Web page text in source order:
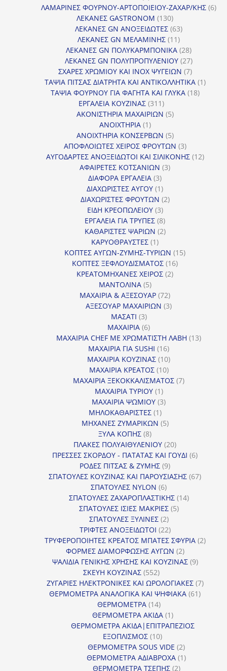
προϊόντα
ΛΑΜΑΡΙΝΕΣ ΦΟΥΡΝΟΥ-ΑΡΤΟΠΟΙΕΙΟΥ-ΖΑΧΑΡ/ΚΗΣ 66
ΛΕΚΑΝΕΣ GASTRONOM 130130
προϊόντα
ΛΕΚΑΝΕΣ GN ΑΝΟΞΕΙΔΩΤΕΣ 6363
ΛΕΚΑΝΕΣ GN ΜΕΛΑΜΙΝΗΣ 1111
προϊόντα
ΛΕΚΑΝΕΣ GN ΠΟΛΥΚΑΡΜΠΟΝΙΚΑ 2828
προϊόντα
ΛΕΚΑΝΕΣ GN ΠΟΛΥΠΡΟΠΥΛΕΝΙΟΥ 2727
προϊόντα
ΣΧΑΡΕΣ ΧΡΩΜΙΟΥ ΚΑΙ INOX ΨΥΓΕΙΩΝ 77
προϊόντα
ΤΑΨΙΑ ΠΙΤΣΑΣ ΔΙΑΤΡΗΤΑ ΚΑΙ ΑΝΤΙΚΟΛΛΗΤΙΚΑ 11
ΤΑΨΙΑ ΦΟΥΡΝΟΥ ΓΙΑ ΦΑΓΗΤΑ ΚΑΙ ΓΛΥΚΑ 1818
ΕΡΓΑΛΕΙΑ ΚΟΥΖΙΝΑΣ 311311
προϊόντα
ΑΚΟΝΙΣΤΗΡΙΑ ΜΑΧΑΙΡΙΩΝ 55
ΑΝΟΙΧΤΗΡΙΑ 11
προϊόν
ΑΝΟΙΧΤΗΡΙΑ ΚΟΝΣΕΡΒΩΝ 55
προϊόντα
ΑΠΟΦΛΟΙΩΤΕΣ ΧΕΙΡΟΣ ΦΡΟΥΤΩΝ 33
προϊόντα
ΑΥΓΟΔΑΡΤΕΣ ΑΝΟΞΕΙΔΩΤΟΙ ΚΑΙ ΣΙΛΙΚΟΝΗΣ 1212
ΑΦΑΙΡΕΤΕΣ ΚΟΤΣΑΝΙΩΝ 33
ΔΙΑΦΟΡΑ ΕΡΓΑΛΕΙΑ 33
προϊόντα
ΔΙΑΧΩΡΙΣΤΕΣ ΑΥΓΟΥ 11
προϊόν
ΔΙΑΧΩΡΙΣΤΕΣ ΦΡΟΥΤΩΝ 22
ΕΙΔΗ ΚΡΕΟΠΩΛΕΙΟΥ 33
προϊόντα
ΕΡΓΑΛΕΙΑ ΓΙΑ ΤΡΥΠΕΣ 88
προϊόντα
ΚΑΘΑΡΙΣΤΕΣ ΨΑΡΙΩΝ 22
ΚΑΡΥΟΘΡΑΥΣΤΕΣ 11
προϊόν
ΚΟΠΤΕΣ ΑΥΓΩΝ-ΖΥΜΗΣ-ΤΥΡΙΩΝ 1515
ΚΟΠΤΕΣ ΞΕΦΛΟΥΔΙΣΜΑΤΟΣ 1616
ΚΡΕΑΤΟΜΗΧΑΝΕΣ ΧΕΙΡΟΣ 22
ΜΑΝΤΟΛΙΝΑ 55
προϊόντα
ΜΑΧΑΙΡΙΑ & ΑΞΕΣΟΥΑΡ 7272
προϊόντα
ΑΞΕΣΟΥΑΡ ΜΑΧΑΙΡΙΩΝ 33
ΜΑΣΑΤΙ 33
προϊόντα
ΜΑΧΑΙΡΙΑ 66
προϊόντα
ΜΑΧΑΙΡΙΑ CHEF ΜΕ ΧΡΩΜΑΤΙΣΤΗ ΛΑΒΗ 1313
ΜΑΧΑΙΡΙΑ ΓΙΑ SUSHI 1616
προϊόντα
ΜΑΧΑΙΡΙΑ ΚΟΥΖΙΝΑΣ 1010
προϊόντα
ΜΑΧΑΙΡΙΑ ΚΡΕΑΤΟΣ 1010
προϊόντα
ΜΑΧΑΙΡΙΑ ΞΕΚΟΚΚΑΛΙΣΜΑΤΟΣ 77
ΜΑΧΑΙΡΙΑ ΤΥΡΙΟΥ 11
προϊόν
ΜΑΧΑΙΡΙΑ ΨΩΜΙΟΥ 33
ΜΗΛΟΚΑΘΑΡΙΣΤΕΣ 11
προϊόν
ΜΗΧΑΝΕΣ ΖΥΜΑΡΙΚΩΝ 55
ΞΥΛΑ ΚΟΠΗΣ 88
προϊόντα
ΠΛΑΚΕΣ ΠΟΛΥΑΙΘΥΛΕΝΙΟΥ 2020
προϊόντα
ΠΡΕΣΣΕΣ ΣΚΟΡΔΟΥ - ΠΑΤΑΤΑΣ ΚΑΙ ΓΟΥΔΙ 66
ΡΟΔΕΣ ΠΙΤΣΑΣ & ΖΥΜΗΣ 99
προϊόντα
ΣΠΑΤΟΥΛΕΣ ΚΟΥΖΙΝΑΣ ΚΑΙ ΠΑΡΟΥΣΙΑΣΗΣ 6767
ΣΠΑΤΟΥΛΕΣ NYLON 66
προϊόντα
ΣΠΑΤΟΥΛΕΣ ΖΑΧΑΡΟΠΛΑΣΤΙΚΗΣ 1414
ΣΠΑΤΟΥΛΕΣ ΙΣΙΕΣ ΜΑΚΡΙΕΣ 55
ΣΠΑΤΟΥΛΕΣ ΞΥΛΙΝΕΣ 22
προϊόντα
ΤΡΙΦΤΕΣ ΑΝΟΞΕΙΔΩΤΟΙ 2222
προϊόντα
ΤΡΥΦΕΡΟΠΟΙΗΤΕΣ ΚΡΕΑΤΟΣ ΜΠΑΤΕΣ ΣΦΥΡΙΑ 22
ΦΟΡΜΕΣ ΔΙΑΜΟΡΦΩΣΗΣ ΑΥΓΩΝ 22
προϊόντα
ΨΑΛΙΔΙΑ ΓΕΝΙΚΗΣ ΧΡΗΣΗΣ ΚΑΙ ΚΟΥΖΙΝΑΣ 99
ΣΚΕΥΗ ΚΟΥΖΙΝΑΣ 552552
προϊόντα
ΖΥΓΑΡΙΕΣ ΗΛΕΚΤΡΟΝΙΚΕΣ ΚΑΙ ΩΡΟΛΟΓΙΑΚΕΣ 77
ΘΕΡΜΟΜΕΤΡΑ ΑΝΑΛΟΓΙΚΑ ΚΑΙ ΨΗΦΙΑΚΑ 6161
ΘΕΡΜΟΜΕΤΡΑ 1414
προϊόντα
ΘΕΡΜΟΜΕΤΡΑ ΑΚΙΔΑ 11
προϊόν
ΘΕΡΜΟΜΕΤΡΑ ΑΚΙΔΑ|ΕΠΙΤΡΑΠΕΖΙΟΣ
ΕΞΟΠΛΙΣΜΟΣ 1010
προϊόντα
ΘΕΡΜΟΜΕΤΡΑ SOUS VIDE 22
προϊόντα
ΘΕΡΜΟΜΕΤΡΑ ΑΔΙΑΒΡΟΧΑ 11
ΘΕΡΜΟΜΕΤΡΑ ΤΣΕΠΗΣ 22